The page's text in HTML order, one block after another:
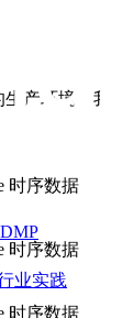
业实践
产环境。我